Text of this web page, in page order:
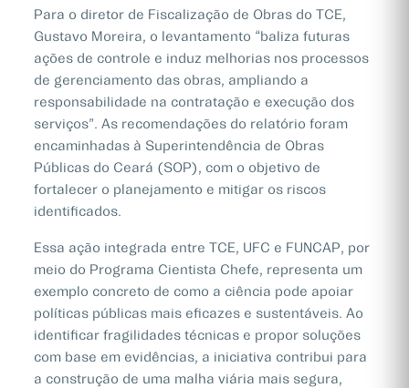
Para o diretor de Fiscalização de Obras do TCE,
Gustavo Moreira, o levantamento “baliza futuras
ações de controle e induz melhorias nos processos
de gerenciamento das obras, ampliando a
responsabilidade na contratação e execução dos
serviços”. As recomendações do relatório foram
encaminhadas à Superintendência de Obras
Públicas do Ceará (SOP), com o objetivo de
fortalecer o planejamento e mitigar os riscos
identificados.
Essa ação integrada entre TCE, UFC e FUNCAP, por
meio do Programa Cientista Chefe, representa um
exemplo concreto de como a ciência pode apoiar
políticas públicas mais eficazes e sustentáveis. Ao
identificar fragilidades técnicas e propor soluções
com base em evidências, a iniciativa contribui para
a construção de uma malha viária mais segura,